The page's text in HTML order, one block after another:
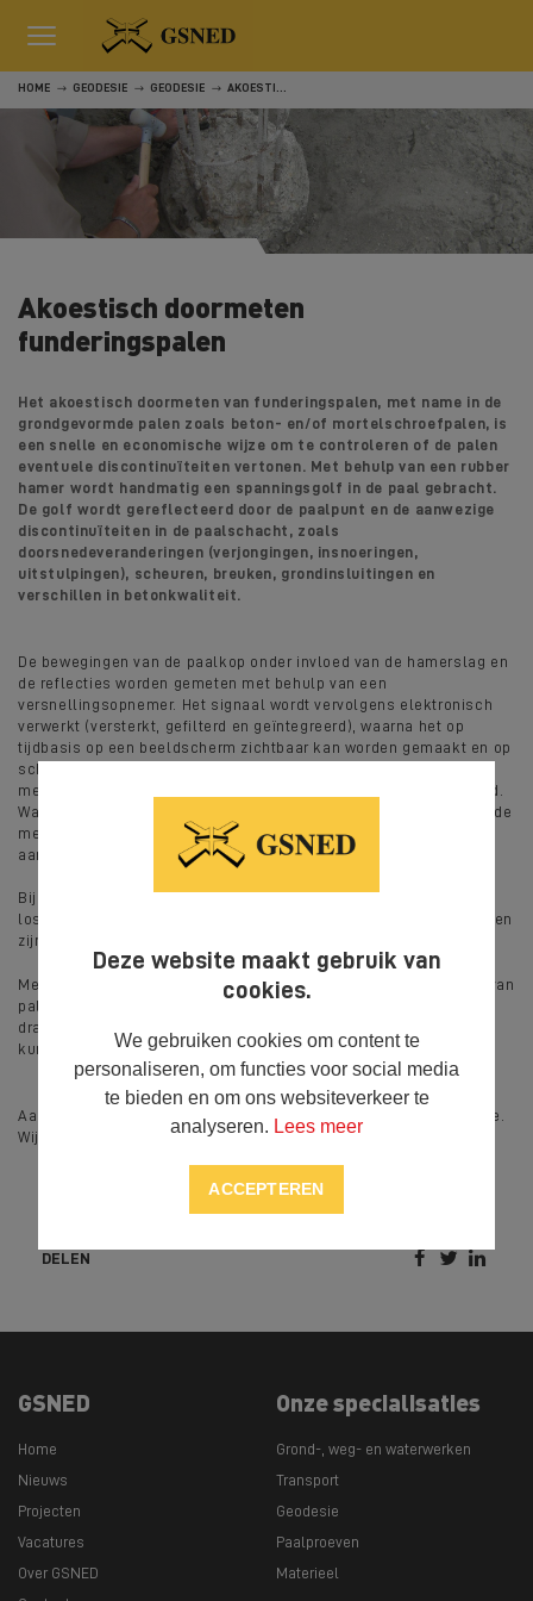
Deze website maakt gebruik van
cookies.
We gebruiken cookies om content te
personaliseren, om functies voor social media
te bieden en om ons websiteverkeer te
analyseren. Lees meer
ACCEPTEREN
HOME GEODESIE GEODESIE AKOESTISCH DOORMETEN FUNDERINGSPALEN
Akoestisch doormeten
funderingspalen
Het akoestisch doormeten van funderingspalen, met name in de
grondgevormde palen zoals beton- en/of mortelschroefpalen, is
een snelle en economische wijze om te controleren of de palen
eventuele discontinuïteiten vertonen. Met behulp van een rubber
hamer wordt handmatig een spanningsgolf in de paal gebracht.
De golf wordt gereflecteerd door de paalpunt en de aanwezige
discontinuïteiten in de paalschacht, zoals
doorsnedeveranderingen (verjongingen, insnoeringen,
uitstulpingen), scheuren, breuken, grondinsluitingen en
verschillen in betonkwaliteit.
De bewegingen van de paalkop onder invloed van de hamerslag en
de reflecties worden gemeten met behulp van een
versnellingsopnemer. Het signaal wordt vervolgens elektronisch
verwerkt (versterkt, gefilterd en geïntegreerd), waarna het op
tijdbasis op een beeldscherm zichtbaar kan worden gemaakt en op
schijf kan worden opgeslagen. In de regel worden de verkregen
meetgegevens op kantoor nader geanalyseerd en geïnterpreteerd.
Wanneer direct een uitspraak nodig is omtrent de resultaten van de
metingen is het mogelijk (indien tevens onze projectleider
aanwezig is) direct ter plaatse een beoordeling te geven.
Bij het doormeten van de paal moet de paalkop zijn ontdaan van
losse delen, vuil en grond, terwijl eventuele schuimkoppen moeten
zijn verwijderd.
Met nadruk moet erop worden gewezen dat er bij het doormeten van
palen geen gegevens beschikbaar komen met betrekking tot de
draagkracht van de paal; alleen gebreken in de paalschacht
kunnen worden opgespoord.
Aarzel niet om
met ons op te nemen voor meer informatie.
Wij staan u graag te woord om al uw vragen te beantwoorden.
DELEN   
GSNED
Home
Nieuws
Projecten
Vacatures
Over GSNED
Onze specialisaties
Grond-, weg- en waterwerken
Transport
Geodesie
Paalproeven
Materieel